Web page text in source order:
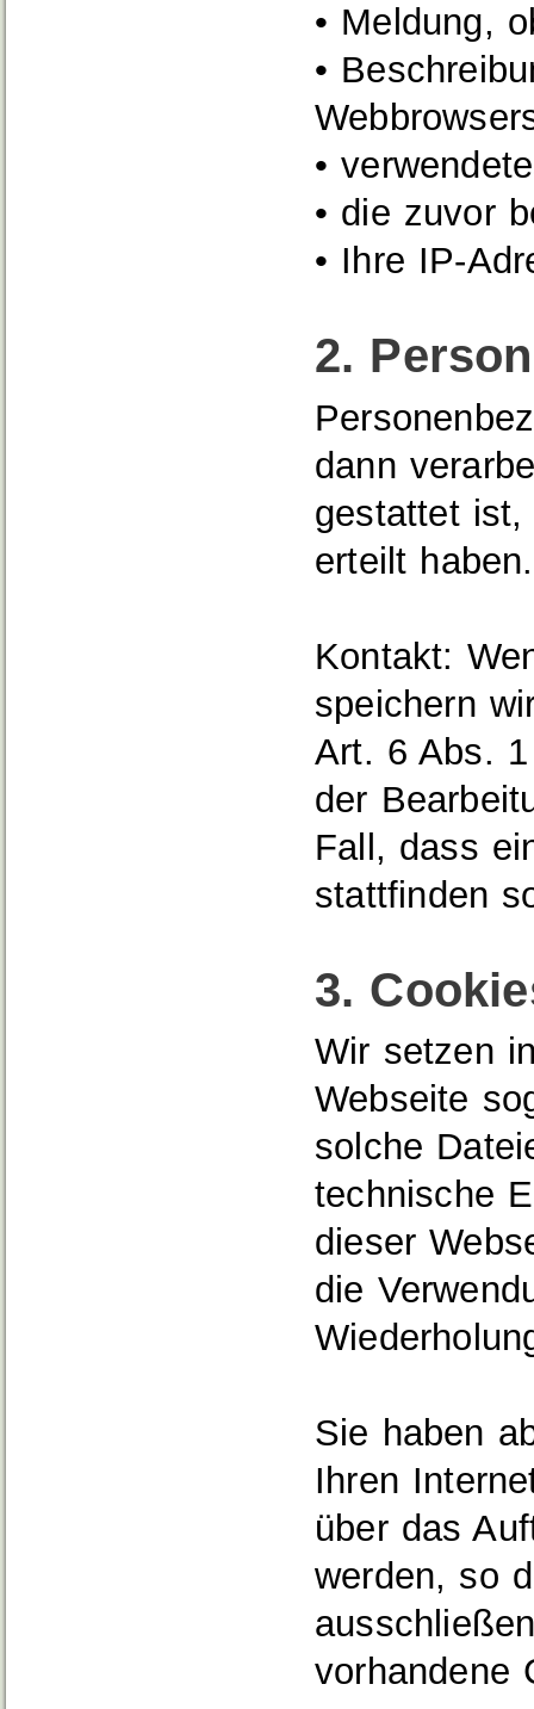
• Meldung,
•
•
• die zuvor
• Ihre IP-
2.
dann
gestattet
erteilt haben.
Kontakt:
speichern
Art. 6 Abs.
der
Fall, dass
stattfinden
3.
Wir setzen
Webseite
solche
technische
dieser
die
Sie haben
Ihren
über das
werden, so
vorhandene